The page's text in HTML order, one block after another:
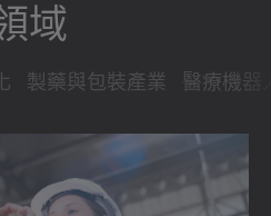
域
製藥與包裝產業 醫療機器